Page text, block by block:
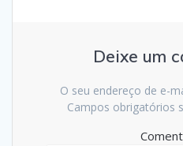
Deixe um
O seu endereço de e-
Campos obrigatórios